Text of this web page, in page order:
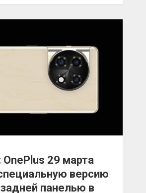
29 марта
версию
панелью в